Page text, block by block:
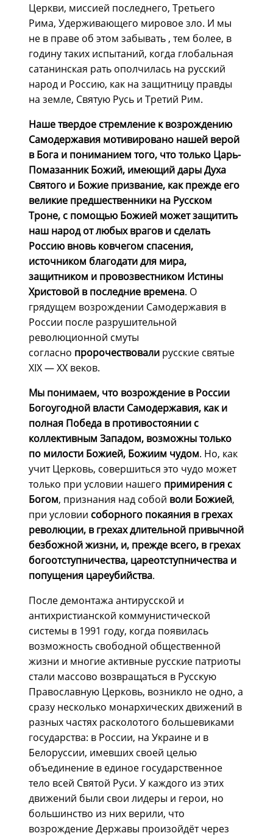
Церкви, миссией последнего, Третьего
Рима, Удерживающего мировое зло. И мы
не в праве об этом забывать , тем более, в
годину таких испытаний, когда глобальная
сатанинская рать ополчилась на русский
народ и Россию, как на защитницу правды
на земле, Святую Русь и Третий Рим.
Наше твердое стремление к возрождению
Самодержавия мотивировано нашей верой
в Бога и пониманием того, что только Царь-
Помазанник Божий, имеющий дары Духа
Святого и Божие призвание, как прежде его
великие предшественники на Русском
Троне, с помощью Божией может защитить
наш народ от любых врагов и сделать
Россию вновь ковчегом спасения,
источником благодати для мира,
защитником и провозвестником Истины
Христовой в последние времена. О
грядущем возрождении Самодержавия в
России после разрушительной
революционной смуты
согласно пророчествовали русские святые
ХIХ — XХ веков.
Мы понимаем, что возрождение в России
Богоугодной власти Самодержавия, как и
полная Победа в противостоянии с
коллективным Западом, возможны только
по милости Божией, Божиим чудом. Но, как
учит Церковь, совершиться это чудо может
только при условии нашего примирения с
Богом, признания над собой воли Божией,
при условии соборного покаяния в грехах
революции, в грехах длительной привычной
безбожной жизни, и, прежде всего, в грехах
богоотступничества, цареотступничества и
попущения цареубийства.
После демонтажа антирусской и
антихристианской коммунистической
системы в 1991 году, когда появилась
возможность свободной общественной
жизни и многие активные русские патриоты
стали массово возвращаться в Русскую
Православную Церковь, возникло не одно, а
сразу несколько монархических движений в
разных частях расколотого большевиками
государства: в России, на Украине и в
Белоруссии, имевших своей целью
объединение в единое государственное
тело всей Святой Руси. У каждого из этих
движений были свои лидеры и герои, но
большинство из них верили, что
возрождение Державы произойдёт через